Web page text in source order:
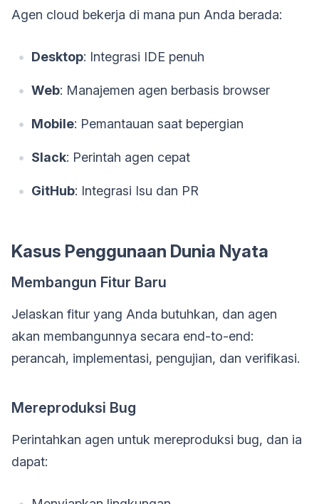
Agen cloud bekerja di mana pun Anda berada:
Desktop: Integrasi IDE penuh
Web: Manajemen agen berbasis browser
Mobile: Pemantauan saat bepergian
Slack: Perintah agen cepat
GitHub: Integrasi Isu dan PR
Kasus Penggunaan Dunia Nyata
Membangun Fitur Baru
Jelaskan fitur yang Anda butuhkan, dan agen
akan membangunnya secara end-to-end:
perancah, implementasi, pengujian, dan verifikasi.
Mereproduksi Bug
Perintahkan agen untuk mereproduksi bug, dan ia
dapat: